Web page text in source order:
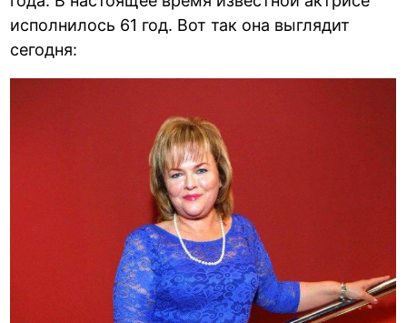
исполнилось 61 год. Вот так она выглядит
сегодня: